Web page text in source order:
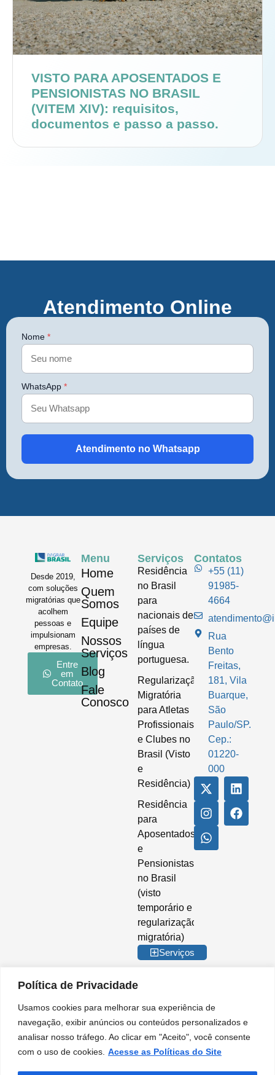
Política de Privacidade
Usamos cookies para melhorar sua experiência de
navegação, exibir anúncios ou conteúdos personalizados e
analisar nosso tráfego. Ao clicar em "Aceito", você consente
com o uso de cookies. Acesse as Políticas do Site
VISTO PARA APOSENTADOS E
PENSIONISTAS NO BRASIL
(VITEM XIV): requisitos,
documentos e passo a passo.
Atendimento Online
Nome *
WhatsApp *
Atendimento no Whatsapp
Desde 2019,
com soluções
migratórias que
acolhem
pessoas e
impulsionam
empresas.
Entre
em
Contato
Menu
Home
Quem
Somos
Equipe
Nossos
Serviços
Blog
Fale
Conosco
Serviços
Residência
no Brasil
para
nacionais de
países de
língua
portuguesa.
Regularização
Migratória
para Atletas
Profissionais
e Clubes no
Brasil (Visto
e
Residência)
Residência
para
Aposentados
e
Pensionistas
no Brasil
(visto
temporário e
regularização
migratória)
Serviços
Contatos
+55 (11)
91985-
4664
Rua
Bento
Freitas,
181, Vila
Buarque,
São
Paulo/SP.
Cep.:
01220-
000
35.842.274/0001-02. IMIGRAR BRASIL® é marca registrada no INPI. A
Imigrar Brasil é uma empresa privada de consultoria e assessoria
migratória. Não somos órgão do Governo Brasileiro e não mantemos
Nossos serviços são prestados de forma independente, no âmbito do setor